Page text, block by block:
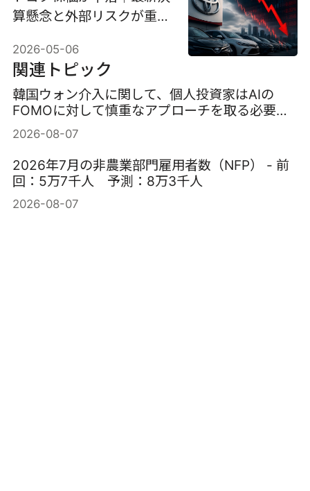
算懸念と外部リスクが重な
2026-05-06
関連トピック
韓国ウォン介入に関して、個人投資家はAIの
FOMOに対して慎重なアプローチを取る必要が
ある。
2026-08-07
2026年7月の非農業部門雇用者数（NFP） - 前
回：5万7千人 予測：8万3千人
2026-08-07